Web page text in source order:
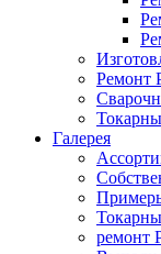
Ремонт
Галерея
ремонт